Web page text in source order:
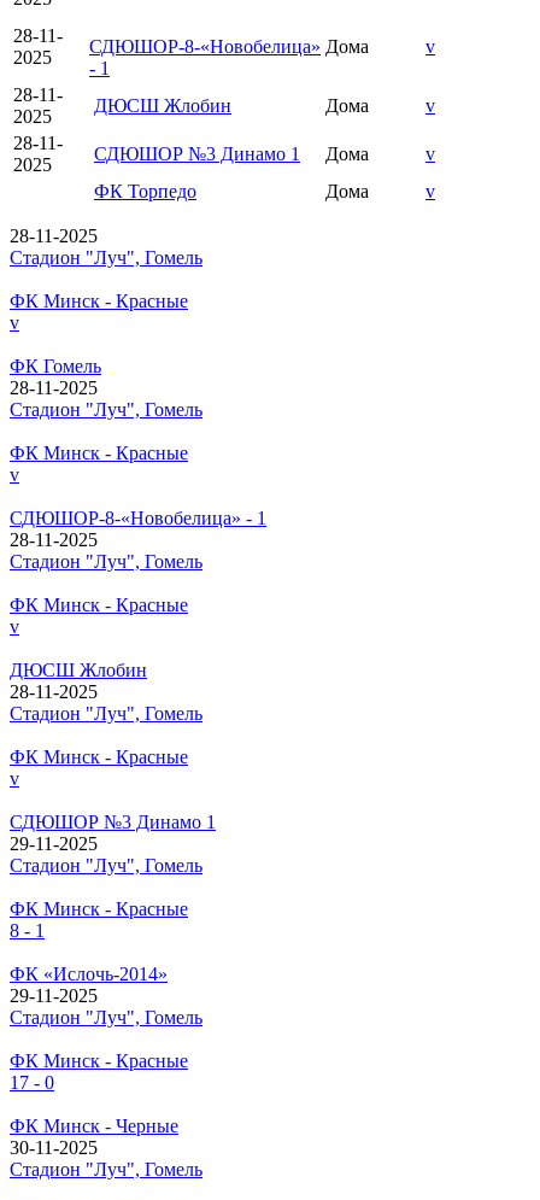
28-11-
2025
СДЮШОР-8-«Новобелица»
- 1
Дома v
28-11-
2025
ДЮСШ Жлобин Дома
v
28-11-
2025
СДЮШОР №3 Динамо 1 Дома
v
ФК Торпедо
Дома v
28-11-2025
Стадион "Луч", Гомель
ФК Минск - Красные
v
ФК Гомель
28-11-2025
Стадион "Луч", Гомель
ФК Минск - Красные
v
СДЮШОР-8-«Новобелица» - 1
28-11-2025
Стадион "Луч", Гомель
ФК Минск - Красные
v
ДЮСШ Жлобин
28-11-2025
Стадион "Луч", Гомель
ФК Минск - Красные
v
СДЮШОР №3 Динамо 1
29-11-2025
Стадион "Луч", Гомель
ФК Минск - Красные
8 - 1
ФК «Ислочь-2014»
29-11-2025
Стадион "Луч", Гомель
ФК Минск - Красные
17 - 0
ФК Минск - Черные
30-11-2025
Стадион "Луч", Гомель